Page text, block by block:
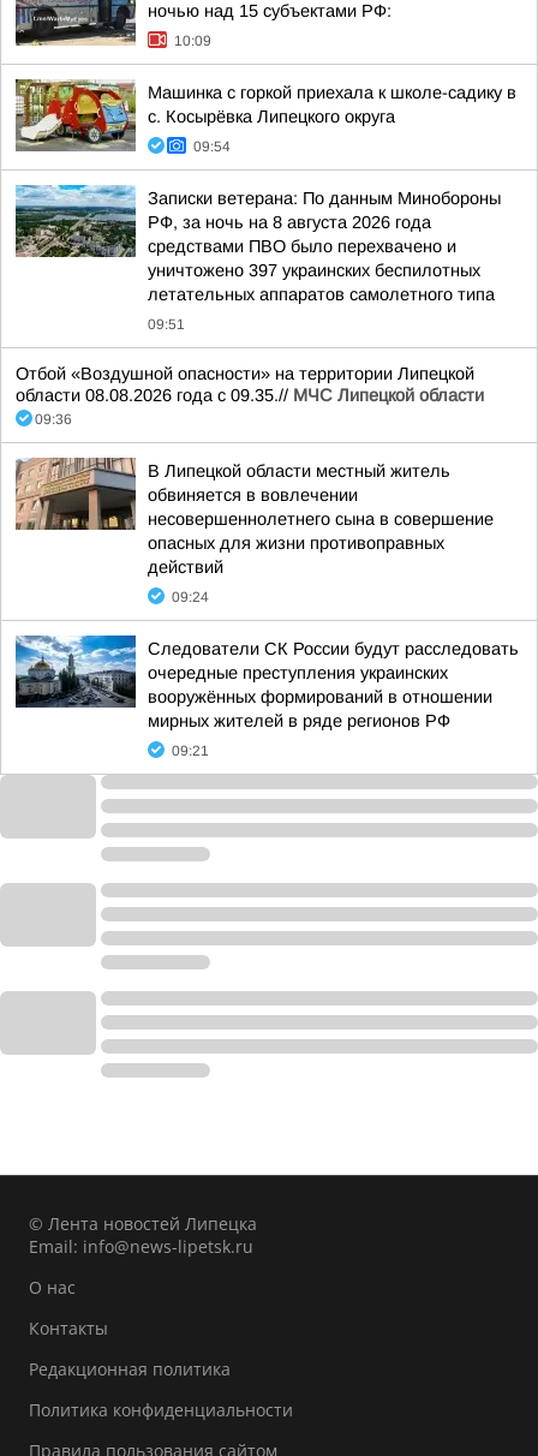
ночью над 15 субъектами РФ:
10:09
Машинка с горкой приехала к школе-садику в
с. Косырёвка Липецкого округа
09:54
Записки ветерана: По данным Минобороны
РФ, за ночь на 8 августа 2026 года
средствами ПВО было перехвачено и
уничтожено 397 украинских беспилотных
летательных аппаратов самолетного типа
09:51
Отбой «Воздушной опасности» на территории Липецкой
области 08.08.2026 года с 09.35.// МЧС Липецкой области
09:36
В Липецкой области местный житель
обвиняется в вовлечении
несовершеннолетнего сына в совершение
опасных для жизни противоправных
действий
09:24
Следователи СК России будут расследовать
очередные преступления украинских
вооружённых формирований в отношении
мирных жителей в ряде регионов РФ
09:21
© Лента новостей Липецка
Email: info@news-lipetsk.ru
О нас
Контакты
Редакционная политика
Политика конфиденциальности
Правила пользования сайтом